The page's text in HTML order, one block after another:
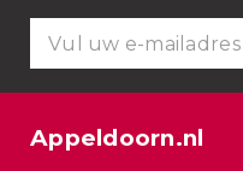
Appeldoorn.nl